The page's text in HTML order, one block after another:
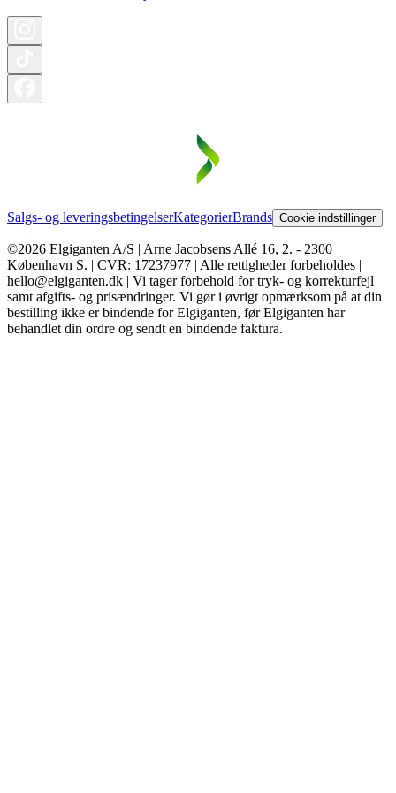
Salgs- og leveringsbetingelserKategorierBrands Cookie indstillinger
©2026 Elgiganten A/S | Arne Jacobsens Allé 16, 2. - 2300
København S. | CVR: 17237977 | Alle rettigheder forbeholdes |
hello@elgiganten.dk | Vi tager forbehold for tryk- og korrekturfejl
samt afgifts- og prisændringer. Vi gør i øvrigt opmærksom på at din
bestilling ikke er bindende for Elgiganten, før Elgiganten har
behandlet din ordre og sendt en bindende faktura.